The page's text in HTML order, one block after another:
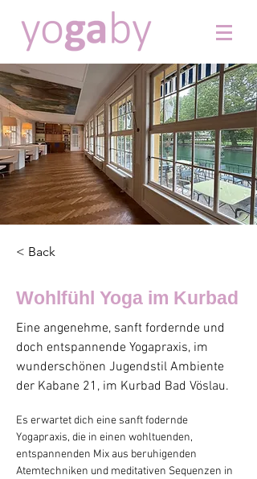
< Back
Wohlfühl Yoga im Kurbad
Eine angenehme, sanft fordernde und
doch entspannende Yogapraxis, im
wunderschönen Jugendstil Ambiente
der Kabane 21, im Kurbad Bad Vöslau.
Es erwartet dich eine sanft fodernde
Yogapraxis, die in einen wohltuenden,
entspannenden Mix aus beruhigenden
Atemtechniken und meditativen Sequenzen in